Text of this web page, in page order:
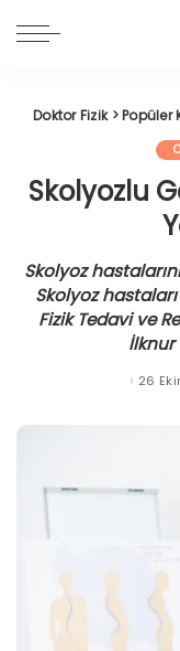
Doktor Fizik>Popüler
Skolyozlu
Skolyoz
Skolyoz
Fizik Tedavi ve
İlknur
26